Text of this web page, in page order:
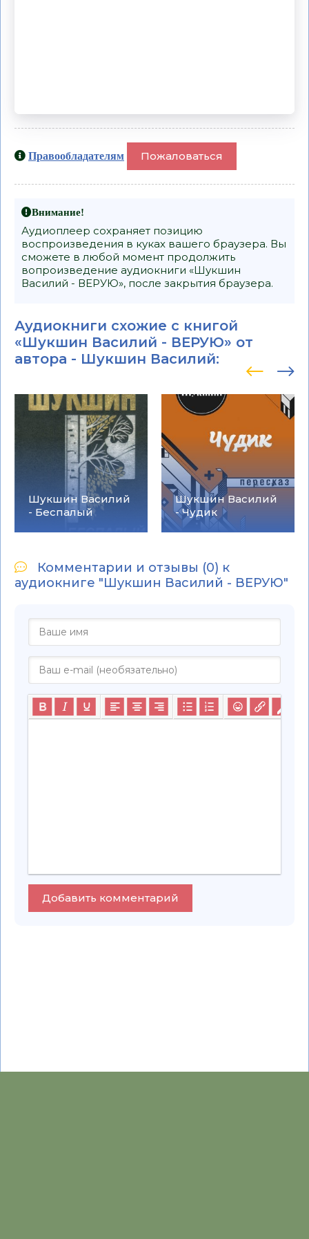
Правообладателям Пожаловаться
Внимание!
Аудиоплеер сохраняет позицию
воспроизведения в куках вашего браузера. Вы
сможете в любой момент продолжить
вопроизведение аудиокниги «Шукшин
Василий - ВЕРУЮ», после закрытия браузера.
Аудиокниги схожие с книгой
«Шукшин Василий - ВЕРУЮ» от
автора - Шукшин Василий:
Шукшин Василий
- Беспалый
Шукшин Василий
- Чудик
Комментарии и отзывы (0) к
аудиокниге "Шукшин Василий - ВЕРУЮ"
Добавить комментарий